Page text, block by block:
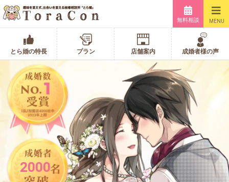
無料相談 MENU
とら婚の特長 プラン 店舗案内 成婚者様の声
2000